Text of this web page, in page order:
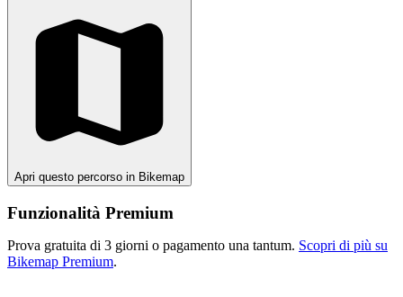
Apri questo percorso in Bikemap
Funzionalità Premium
Prova gratuita di 3 giorni o pagamento una tantum. Scopri di più su
Bikemap Premium.